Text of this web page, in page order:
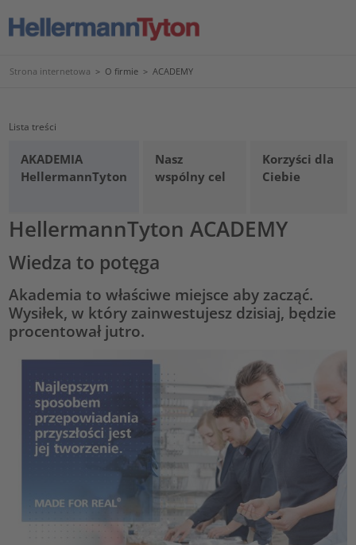
Strona internetowa > O firmie > ACADEMY
Lista treści
AKADEMIA
HellermannTyton
Nasz
wspólny cel
Korzyści dla
Ciebie
HellermannTyton ACADEMY
Wiedza to potęga
Akademia to właściwe miejsce aby zacząć.
Wysiłek, w który zainwestujesz dzisiaj, będzie
procentował jutro.